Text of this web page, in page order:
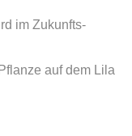
im Zukunfts-
auf dem Lila